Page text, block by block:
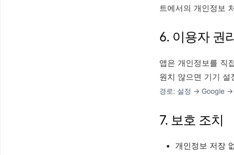
트에서의 개인정보
6. 이용자 권
앱은 개인정보를 직
원치 않으면 기기 설
경로: 설정 → Google →
7. 보호 조치
개인정보 저장